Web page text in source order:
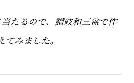
たるので、讃岐和三盆で作
みました。